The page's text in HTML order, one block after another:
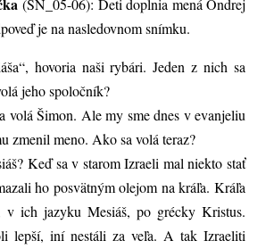
(SN_05-06): Deti doplnia mená Ondrej
je na nasledovnom snímku.
hovoria naši rybári. Jeden z nich sa
jeho spoločník?
volá Šimon. Ale my sme dnes v evanjeliu
zmenil meno. Ako sa volá teraz?
Keď sa v starom Izraeli mal niekto stať
ho posvätným olejom na kráľa. Kráľa
v ich jazyku Mesiáš, po grécky Kristus.
lepší, iní nestáli za veľa. A tak Izraeliti